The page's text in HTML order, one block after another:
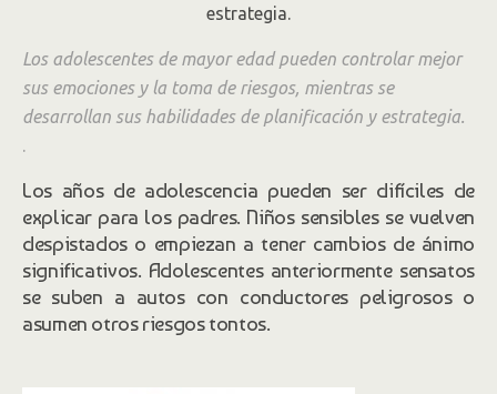
entrenamiento, apoyo, buenos ejemplos
y, más que nada, comprensión.
Los adolescentes de mayor edad pueden controlar mejor
sus emociones y la toma de riesgos, mientras se
desarrollan sus habilidades de planificación y estrategia.
.
Los años de adolescencia pueden ser difíciles de
explicar para los padres. Niños sensibles se vuelven
despistados o empiezan a tener cambios de ánimo
significativos. Adolescentes anteriormente sensatos
se suben a autos con conductores peligrosos o
asumen otros riesgos tontos.